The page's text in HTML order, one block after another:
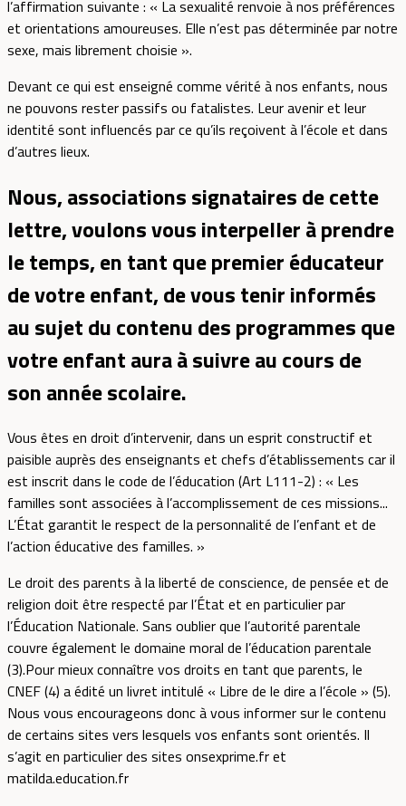
l’affirmation suivante : « La sexualité renvoie à nos préférences
et orientations amoureuses. Elle n’est pas déterminée par notre
sexe, mais librement choisie ».
Devant ce qui est enseigné comme vérité à nos enfants, nous
ne pouvons rester passifs ou fatalistes. Leur avenir et leur
identité sont influencés par ce qu’ils reçoivent à l’école et dans
d’autres lieux.
Nous, associations signataires de cette
lettre, voulons vous interpeller à prendre
le temps, en tant que premier éducateur
de votre enfant, de vous tenir informés
au sujet du contenu des programmes que
votre enfant aura à suivre au cours de
son année scolaire.
Vous êtes en droit d’intervenir, dans un esprit constructif et
paisible auprès des enseignants et chefs d’établissements car il
est inscrit dans le code de l’éducation (Art L111-2) : « Les
familles sont associées à l’accomplissement de ces missions...
L’État garantit le respect de la personnalité de l’enfant et de
l’action éducative des familles. »
Le droit des parents à la liberté de conscience, de pensée et de
religion doit être respecté par l’État et en particulier par
l’Éducation Nationale. Sans oublier que l’autorité parentale
couvre également le domaine moral de l’éducation parentale
(3).Pour mieux connaître vos droits en tant que parents, le
CNEF (4) a édité un livret intitulé « Libre de le dire a l’école » (5).
Nous vous encourageons donc à vous informer sur le contenu
de certains sites vers lesquels vos enfants sont orientés. Il
s’agit en particulier des sites onsexprime.fr et
matilda.education.fr